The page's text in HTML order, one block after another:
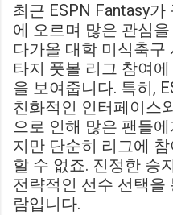
에서 팀 고유의 색깔을 유지
다. ...
최근 ESPN Fantasy
에 오르며 많은 관심
다가올 대학 미식축구
타지 풋볼 리그 참여
을 보여줍니다. 특히,
친화적인 인터페이스
으로 인해 많은 팬들
지만 단순히 리그에
할 수 없죠. 진정한 승
전략적인 선수 선택을
람입니다.